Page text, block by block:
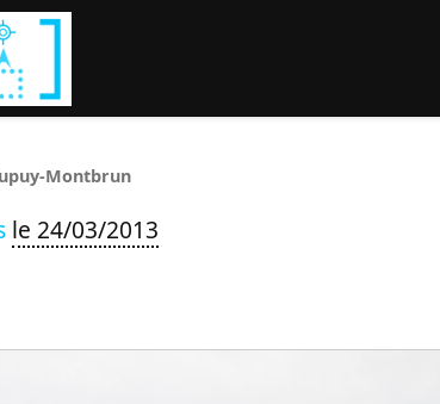
Montbrun
le 24/03/2013